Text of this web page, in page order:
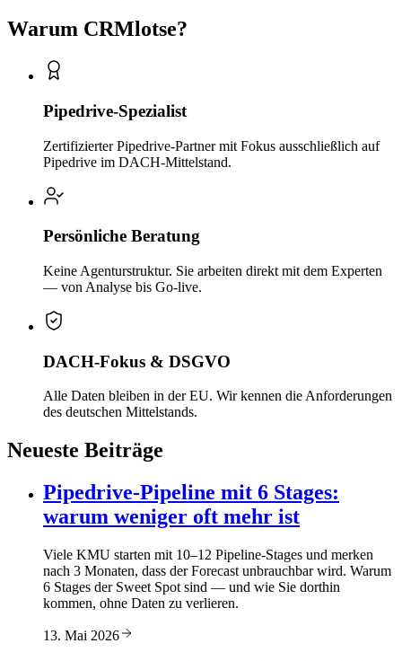
Warum CRMlotse?
Pipedrive-Spezialist
Zertifizierter Pipedrive-Partner mit Fokus ausschließlich auf
Pipedrive im DACH-Mittelstand.
Persönliche Beratung
Keine Agenturstruktur. Sie arbeiten direkt mit dem Experten
— von Analyse bis Go-live.
DACH-Fokus & DSGVO
Alle Daten bleiben in der EU. Wir kennen die Anforderungen
des deutschen Mittelstands.
Neueste Beiträge
Pipedrive-Pipeline mit 6 Stages:
warum weniger oft mehr ist
Viele KMU starten mit 10–12 Pipeline-Stages und merken
nach 3 Monaten, dass der Forecast unbrauchbar wird. Warum
6 Stages der Sweet Spot sind — und wie Sie dorthin
kommen, ohne Daten zu verlieren.
13. Mai 2026